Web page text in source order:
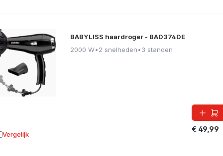
BABYLISS haardroger - BAD374DE
2000 W•2 snelheden•3 standen
€ 49,99
Vergelijk aan vergelijking